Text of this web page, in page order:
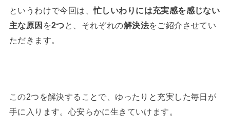
というわけで今回は、忙しいわりには充実感を感じない
主な原因 を2つ と、それぞれの解決法をご紹介させてい
ただきます。
この2つを解決することで、ゆったりと充実した毎日が
手に入ります。心安らかに生きていけます。